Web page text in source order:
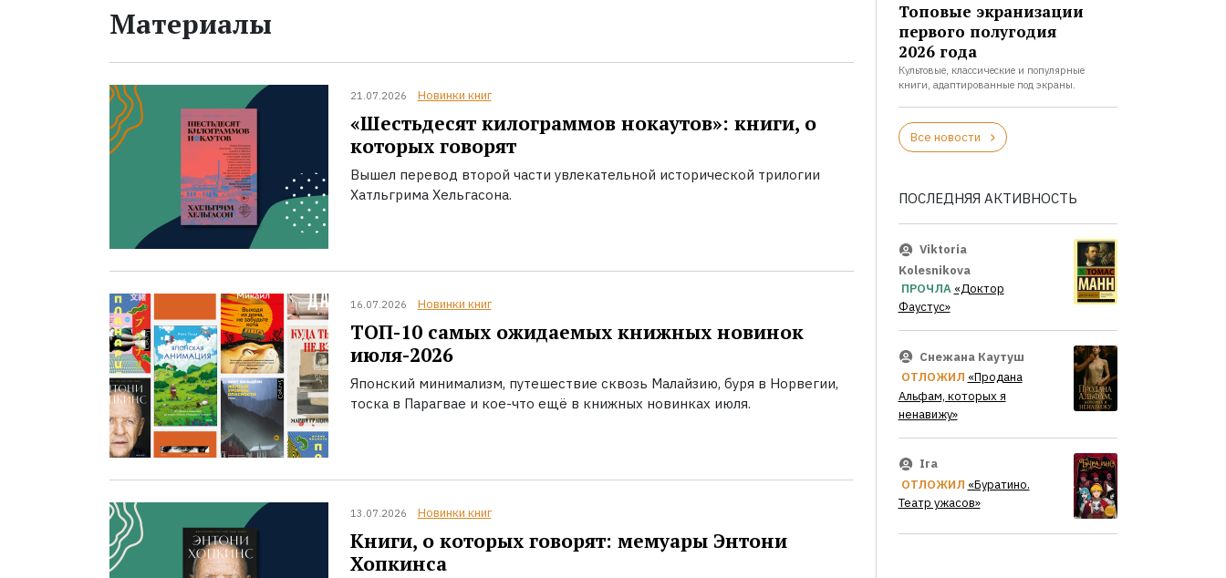
Материалы
21.07.2026 Новинки книг
«Шестьдесят килограммов нокаутов»: книги, о
которых говорят
Вышел перевод второй части увлекательной исторической трилогии
Хатльгрима Хельгасона.
16.07.2026 Новинки книг
ТОП-10 самых ожидаемых книжных новинок
июля-2026
Японский минимализм, путешествие сквозь Малайзию, буря в Норвегии,
тоска в Парагвае и кое-что ещё в книжных новинках июля.
13.07.2026 Новинки книг
Книги, о которых говорят: мемуары Энтони
Хопкинса
Топовые экранизации
первого полугодия
2026 года
Культовые, классические и популярные
книги, адаптированные под экраны.
Все новости
ПОСЛЕДНЯЯ АКТИВНОСТЬ
Viktoria
Kolesnikova
ПРОЧЛА «Доктор
Фаустус»
Снежана Каутуш
ОТЛОЖИЛ «Продана
Альфам, которых я
ненавижу»
Ira
ОТЛОЖИЛ «Буратино.
Театр ужасов»